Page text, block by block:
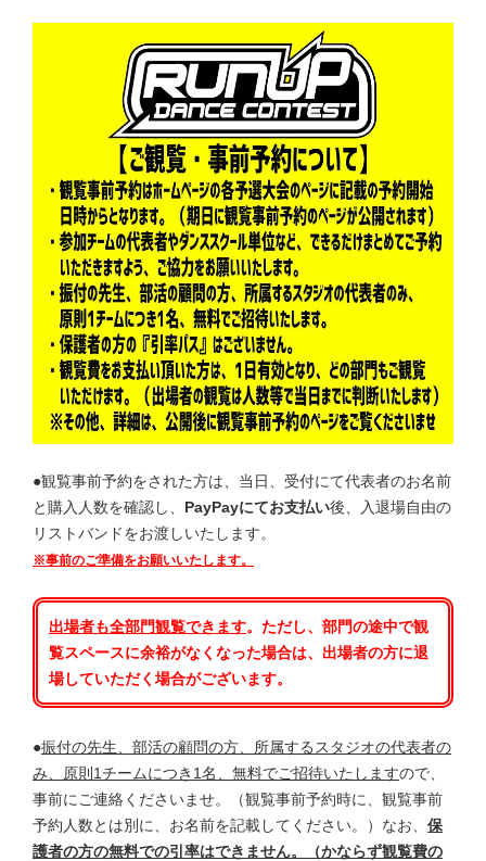
●観覧事前予約をされた方は、当日、受付にて代表者のお名前
と購入人数を確認し、 PayPayにてお支払い後、入退場自由の
リストバンドをお渡しいたします。
※事前のご準備をお願いいたします。
出場者も全部門観覧できます。ただし、部門の途中で観
覧スペースに余裕がなくなった場合は、出場者の方に退
場していただく場合がございます。
●振付の先生、部活の顧問の方、所属するスタジオの代表者の
み、原則1チームにつき1名、無料でご招待いたしますので、
事前にご連絡くださいませ。（観覧事前予約時に、観覧事前
予約人数とは別に、お名前を記載してください。）なお、 保
護者の方の無料での引率はできません。（かならず観覧費の